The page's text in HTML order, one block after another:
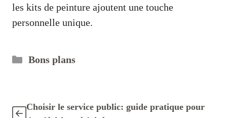
les kits de peinture ajoutent une touche
personnelle unique.
Catégories
Bons plans
Choisir le service public: guide pratique pour